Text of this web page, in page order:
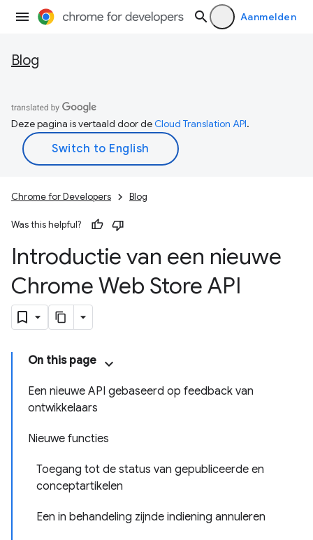
Aanmelden
Blog
Deze pagina is vertaald door deCloud Translation API.
Chrome for Developers Blog
Was this helpful?
Introductie van een nieuwe
Chrome Web Store API
On this page
Een nieuwe API gebaseerd op feedback van
ontwikkelaars
Nieuwe functies
Toegang tot de status van gepubliceerde en
conceptartikelen
Een in behandeling zijnde indiening annuleren